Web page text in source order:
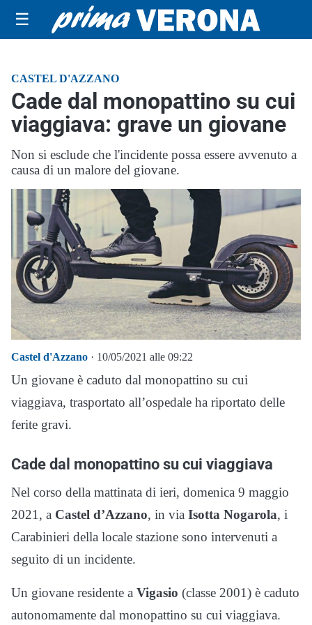
☰
CASTEL D'AZZANO
Cade dal monopattino su cui
viaggiava: grave un giovane
Non si esclude che l'incidente possa essere avvenuto a
causa di un malore del giovane.
Castel d'Azzano · 10/05/2021 alle 09:22
Un giovane è caduto dal monopattino su cui
viaggiava, trasportato all’ospedale ha riportato delle
ferite gravi.
Cade dal monopattino su cui viaggiava
Nel corso della mattinata di ieri, domenica 9 maggio
2021, a Castel d’Azzano, in via Isotta Nogarola, i
Carabinieri della locale stazione sono intervenuti a
seguito di un incidente.
Un giovane residente a Vigasio (classe 2001) è caduto
autonomamente dal monopattino su cui viaggiava.